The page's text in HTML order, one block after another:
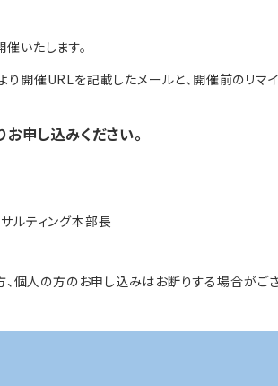
いたします。
開催URLを記載したメールと、開催前のリマイ
お申し込みください。
ルティング本部長
個人の方のお申し込みはお断りする場合がござ